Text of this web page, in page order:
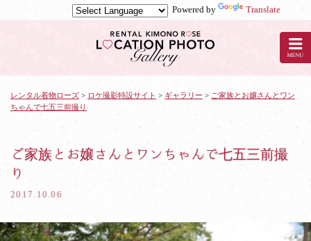
Powered by
Translate
ル
ー
ケ
撮
レンタル着物ローズ > ロケ撮影特設サイト > ギャラリー > ご家族とお嬢さんとワン
ちゃんで七五三前撮り
ご家族とお嬢さんとワンちゃんで七五三前撮
り
2017.10.06